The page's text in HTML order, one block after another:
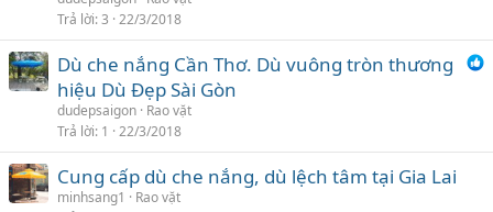
Trả lời 3 22/3/2018
Dù che nắng Cần Thơ. Dù vuông tròn thương
hiệu Dù Đẹp Sài Gòn
dudepsaigon Rao vặt
Trả lời 1 22/3/2018
Cung cấp dù che nắng, dù lệch tâm tại Gia Lai
minhsang1
Rao vặt